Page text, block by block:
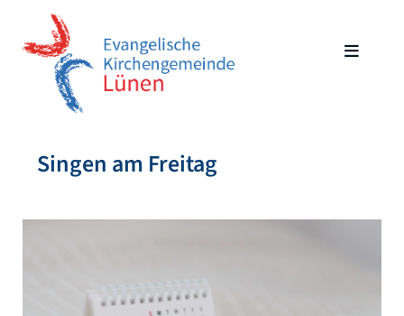
Singen am Freitag